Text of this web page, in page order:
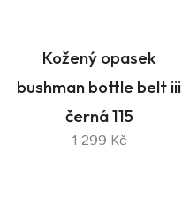
Kožený opasek
bushman bottle belt iii
černá 115
1 299 Kč